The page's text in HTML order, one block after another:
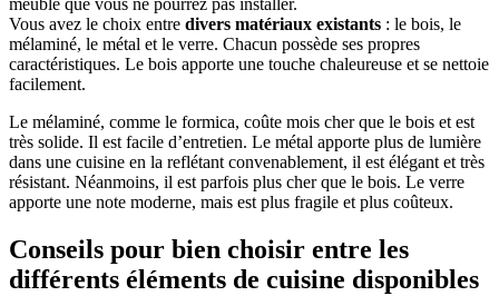
Vous avez le choix entre divers matériaux existants : le bois, le
mélaminé, le métal et le verre. Chacun possède ses propres
caractéristiques. Le bois apporte une touche chaleureuse et se nettoie
facilement.
Le mélaminé, comme le formica, coûte mois cher que le bois et est
très solide. Il est facile d’entretien. Le métal apporte plus de lumière
dans une cuisine en la reflétant convenablement, il est élégant et très
résistant. Néanmoins, il est parfois plus cher que le bois. Le verre
apporte une note moderne, mais est plus fragile et plus coûteux.
Conseils pour bien choisir entre les
différents éléments de cuisine disponibles